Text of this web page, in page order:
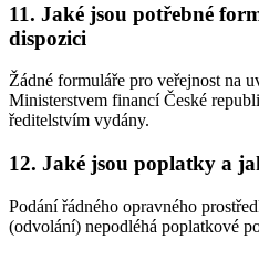
11. Jaké jsou potřebné
dispozici
Žádné formuláře pro veřejnost na
Ministerstvem financí České
ředitelstvím vydány.
12. Jaké jsou poplatky a
Podání řádného opravného
(odvolání) nepodléhá poplatkové